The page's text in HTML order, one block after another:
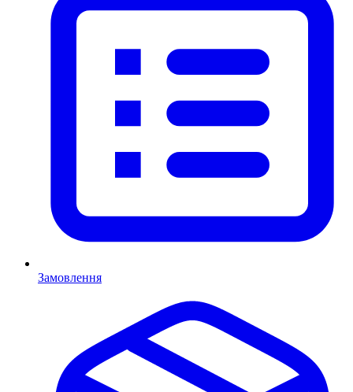
Замовлення